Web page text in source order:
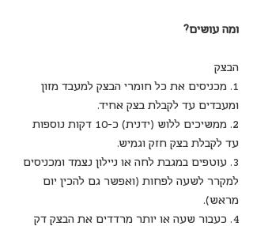
ומה עושים?
הבצק
1. מכניסים את כל חומרי הבצק למעבד מזון
ומעבדים עד לקבלת בצק אחיד.
2. ממשיכים ללוש (ידנית) כ-10 דקות נוספות
עד לקבלת בצק חזק וגמיש.
3. עוטפים במגבת לחה או ניילון נצמד ומכניסים
למקרר לשעה לפחות (ואפשר גם להכין יום
מראש).
4. כעבור שעה או יותר מרדדים את הבצק דק